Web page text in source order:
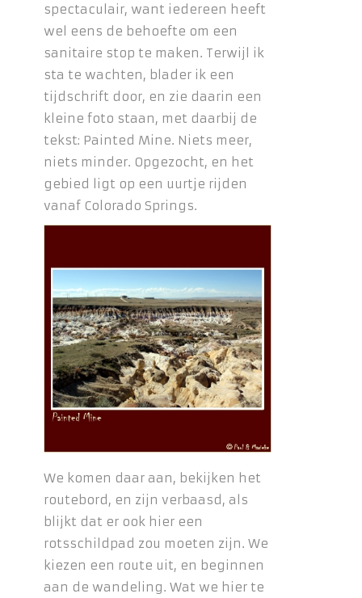
spectaculair, want iedereen heeft
wel eens de behoefte om een
sanitaire stop te maken. Terwijl ik
sta te wachten, blader ik een
tijdschrift door, en zie daarin een
kleine foto staan, met daarbij de
tekst: Painted Mine. Niets meer,
niets minder. Opgezocht, en het
gebied ligt op een uurtje rijden
vanaf Colorado Springs.
We komen daar aan, bekijken het
routebord, en zijn verbaasd, als
blijkt dat er ook hier een
rotsschildpad zou moeten zijn. We
kiezen een route uit, en beginnen
aan de wandeling. Wat we hier te